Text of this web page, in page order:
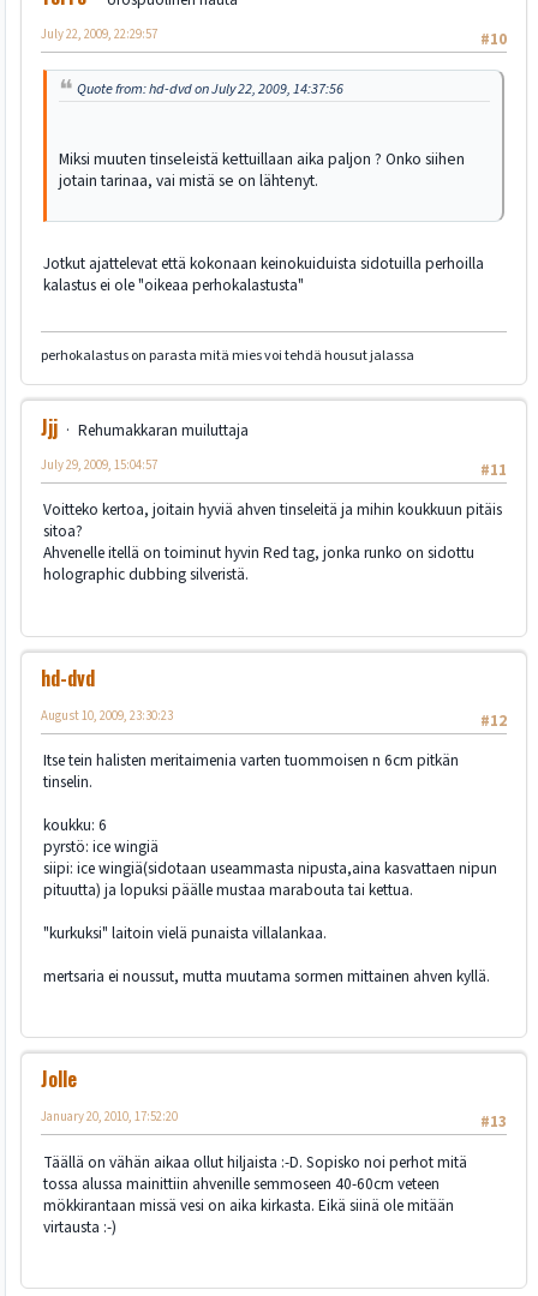
#10
July 22, 2009, 22:29:57
Quote from: hd-dvd on July 22, 2009, 14:37:56
Miksi muuten tinseleistä kettuillaan aika paljon ? Onko siihen
jotain tarinaa, vai mistä se on lähtenyt.
Jotkut ajattelevat että kokonaan keinokuiduista sidotuilla perhoilla
kalastus ei ole "oikeaa perhokalastusta"
perhokalastus on parasta mitä mies voi tehdä housut jalassa
Jjj
Rehumakkaran muiluttaja
#11
July 29, 2009, 15:04:57
Voitteko kertoa, joitain hyviä ahven tinseleitä ja mihin koukkuun pitäis
sitoa?
Ahvenelle itellä on toiminut hyvin Red tag, jonka runko on sidottu
holographic dubbing silveristä.
hd-dvd
#12
August 10, 2009, 23:30:23
Itse tein halisten meritaimenia varten tuommoisen n 6cm pitkän
tinselin.
koukku: 6
pyrstö: ice wingiä
siipi: ice wingiä(sidotaan useammasta nipusta,aina kasvattaen nipun
pituutta) ja lopuksi päälle mustaa marabouta tai kettua.
"kurkuksi" laitoin vielä punaista villalankaa.
mertsaria ei noussut, mutta muutama sormen mittainen ahven kyllä.
Jolle
#13
January 20, 2010, 17:52:20
Täällä on vähän aikaa ollut hiljaista :-D. Sopisko noi perhot mitä
tossa alussa mainittiin ahvenille semmoseen 40-60cm veteen
mökkirantaan missä vesi on aika kirkasta. Eikä siinä ole mitään
virtausta :-)